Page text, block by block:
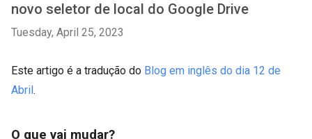
novo seletor de local do Google Drive
Tuesday, April 25, 2023
Este artigo é a tradução do Blog em inglês do dia 12 de
Abril.
O que vai mudar?